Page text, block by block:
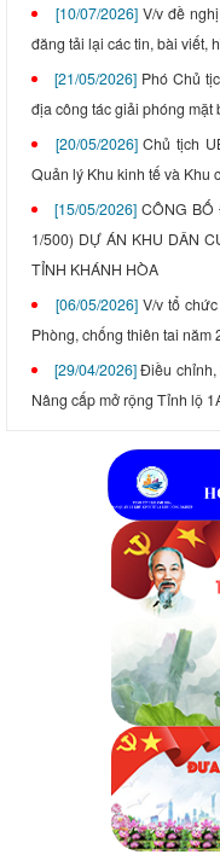
[10/07/2026] V/v đề
đăng tải lại các tin, bài viết,
[21/05/2026] Phó Chủ
địa công tác giải phóng
[20/05/2026]Chủ tịch
Quản lý Khu kinh tế và Khu
[15/05/2026]CÔNG BỐ
1/500) DỰ ÁN KHU DÂN
TỈNH KHÁNH HÒA
[06/05/2026] V/v tổ
Phòng, chống thiên tai năm
[29/04/2026]Điều chỉnh,
Nâng cấp mở rộng Tỉnh lộ